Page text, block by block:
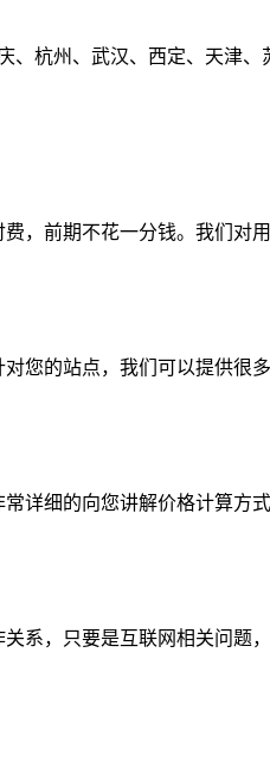
、杭州、武汉、西定、天津
，前期不花一分钱。我们对
您的站点，我们可以提供很
详细的向您讲解价格计算方
系，只要是互联网相关问题